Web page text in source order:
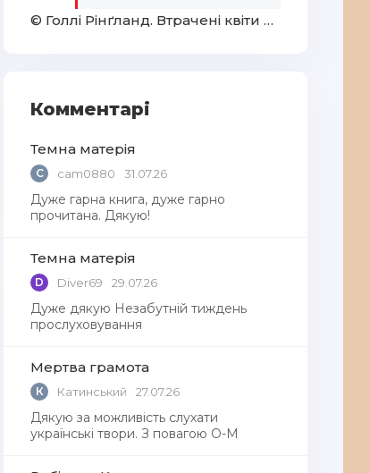
© Голлі Рінґланд. Втрачені квіти Еліс Гарт
Комментарі
Темна матерія
C cam0880 31.07.26
Дуже гарна книга, дуже гарно
прочитана. Дякую!
Темна матерія
D Diver69 29.07.26
Дуже дякую Незабутній тиждень
прослуховування
Мертва грамота
К Катинський 27.07.26
Дякую за можливість слухати
українські твори. З повагою О-М